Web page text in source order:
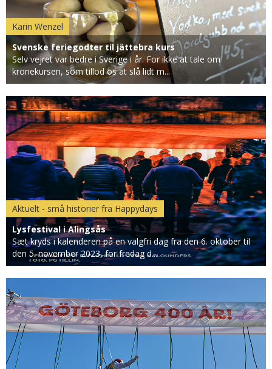
Karin Wenzel
Svenske feriegodter til jättebra kurs
Selv vejret var bedre i Sverige i år. For ikke at tale om
kronekursen, som tillod os at slå lidt m...
Aktuelt - små historier fra Happydays
Lysfestival i Alingsås
Sæt kryds i kalenderen på en valgfri dag fra den 6. oktober til
den 5. november 2023, for fredag d...